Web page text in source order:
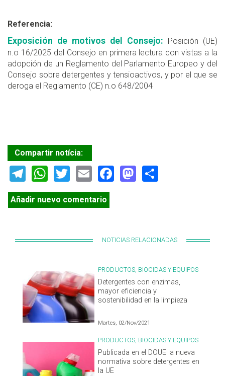
Referencia:
Exposición de motivos del Consejo: Posición (UE)
n.o 16/2025 del Consejo en primera lectura con vistas a la
adopción de un Reglamento del Parlamento Europeo y del
Consejo sobre detergentes y tensioactivos, y por el que se
deroga el Reglamento (CE) n.o 648/2004
Compartir notícia:
Telegram
WhatsApp
TwitterEmailFacebook
Mastodon
Añadir nuevo comentario
NOTICIAS RELACIONADAS
PRODUCTOS, BIOCIDAS Y EQUIPOS
Detergentes con enzimas,
mayor eficiencia y
sostenibilidad en la limpieza
Martes, 02/Nov/2021
PRODUCTOS, BIOCIDAS Y EQUIPOS
Publicada en el DOUE la nueva
normativa sobre detergentes en
la UE